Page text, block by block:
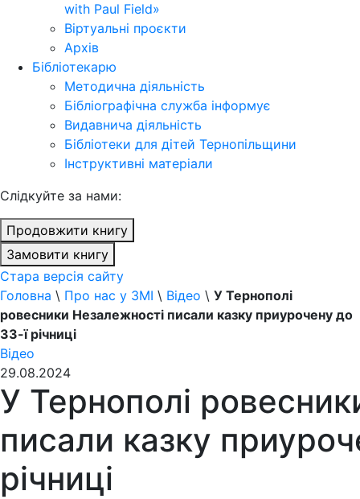
with Paul Field»
Віртуальні проєкти
Архів
Бібліотекарю
Методична діяльність
Бібліографічна служба інформує
Видавнича діяльність
Бібліотеки для дітей Тернопільщини
Інструктивні матеріали
Cлідкуйте за нами:
Продовжити книгу
Замовити книгу
Стара версія сайту
Головна \ Про нас у ЗМІ \ Відео \ У Тернополі
ровесники Незалежності писали казку приурочену до
33-ї річниці
Відео
29.08.2024
У Тернополі
писали казку
річниці